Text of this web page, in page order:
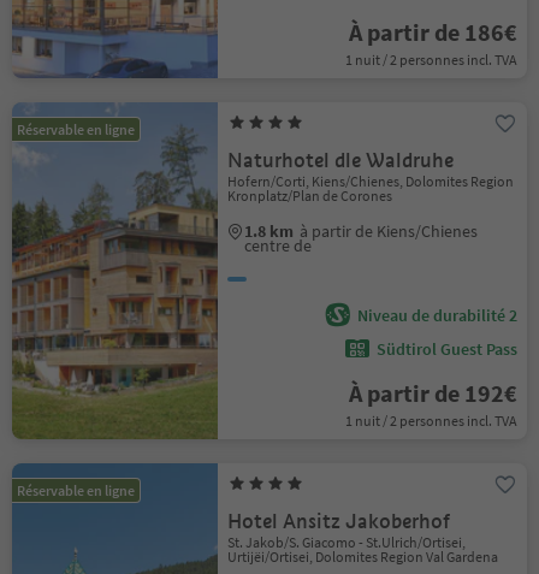
À partir de 186€
1 nuit / 2 personnes incl. TVA
Réservable en ligne
Naturhotel dle Waldruhe
Hofern/Corti, Kiens/Chienes, Dolomites Region
Kronplatz/Plan de Corones
1.8 km à partir de Kiens/Chienes
centre de
Niveau de durabilité 2
Südtirol Guest Pass
À partir de 192€
1 nuit / 2 personnes incl. TVA
Réservable en ligne
Hotel Ansitz Jakoberhof
St. Jakob/S. Giacomo - St.Ulrich/Ortisei,
Urtijëi/Ortisei, Dolomites Region Val Gardena